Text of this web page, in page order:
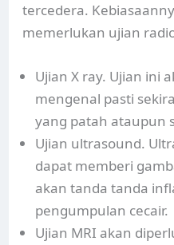
tercedera.
memerlukan ujian
Ujian X ray. Ujian ini
mengenal pasti
yang patah ataupun
Ujian ultrasound.
dapat memberi
akan tanda tanda
pengumpulan cecair.
Ujian MRI akan